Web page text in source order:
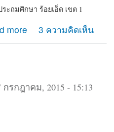
ะถมศึกษา ร้อยเอ็ด เขต 1
more 3 ความคิดเห็น
รกฎาคม, 2015 - 15:13